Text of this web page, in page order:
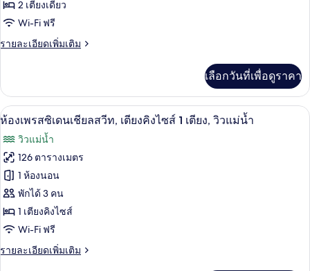
ดี
ลัก
ซ์,
เดี่ยว
2
เตียง,
วิว
แม่น้ำ
2 เตียงเดี่ยว
Wi-Fi ฟรี
รายละเอียดเพิ่มเติม
ราย
เกี่ยว
กับ
ห้อง
ลัก
ซ์,
เตียง
เดี่ยว
2
เตียง,
วิว
แม่น้ำ
เลือกวันที่เพื่อดูราคา
เปิด
ภาพถ่าย
ทั้งหมด
ของ
ห้อง
เพรส
ซิ
เดน
ห้องเพรสซิเดนเชียลสวีท, เตียงคิงไซส์
13
ห้องเพรสซิเดนเชียลสวีท, เตียงคิงไซส์ 1 เตียง, วิวแม่น้ำ
วิวแม่น้ำ
126 ตารางเมตร
1 ห้องนอน
พักได้ 3 คน
1 เตียงคิงไซส์
Wi-Fi ฟรี
รายละเอียดเพิ่มเติม
ราย